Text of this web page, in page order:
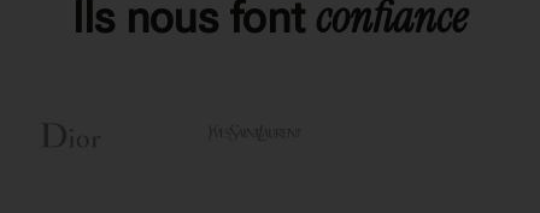
Ils nous font confiance